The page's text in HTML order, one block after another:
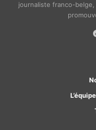
journaliste franco-